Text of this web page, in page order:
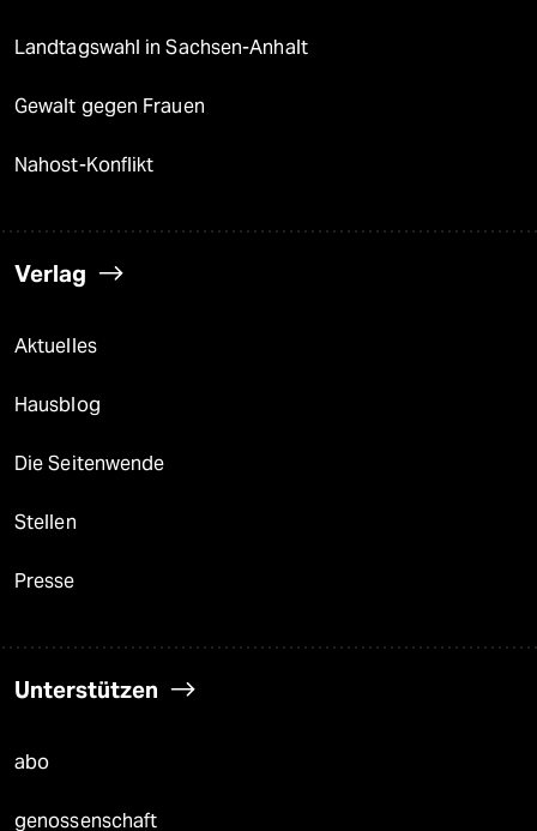
Landtagswahl in Sachsen-Anhalt
Gewalt gegen Frauen
Nahost-Konflikt
Verlag
Aktuelles
Hausblog
Die Seitenwende
Stellen
Presse
Unterstützen
abo
genossenschaft